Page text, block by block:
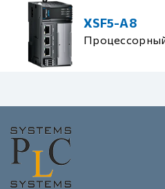
XSF5-A8